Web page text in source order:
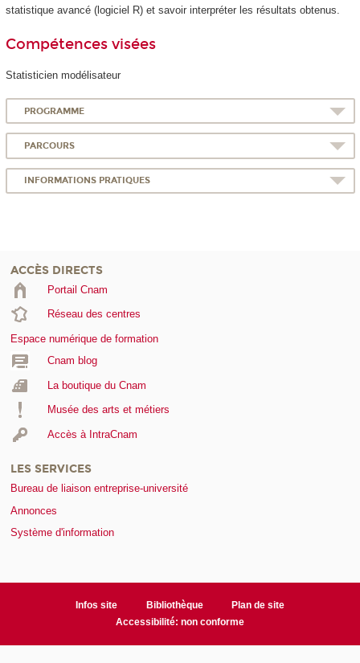
statistique avancé (logiciel R) et savoir interpréter les résultats obtenus.
Compétences visées
Statisticien modélisateur
PROGRAMME
PARCOURS
INFORMATIONS PRATIQUES
ACCÈS DIRECTS
Portail Cnam
Réseau des centres
Espace numérique de formation
Cnam blog
La boutique du Cnam
Musée des arts et métiers
Accès à IntraCnam
LES SERVICES
Bureau de liaison entreprise-université
Annonces
Système d'information
Infos site Bibliothèque
Plan de site
Accessibilité: non conforme